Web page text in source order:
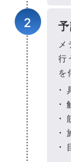
2 予
行
を